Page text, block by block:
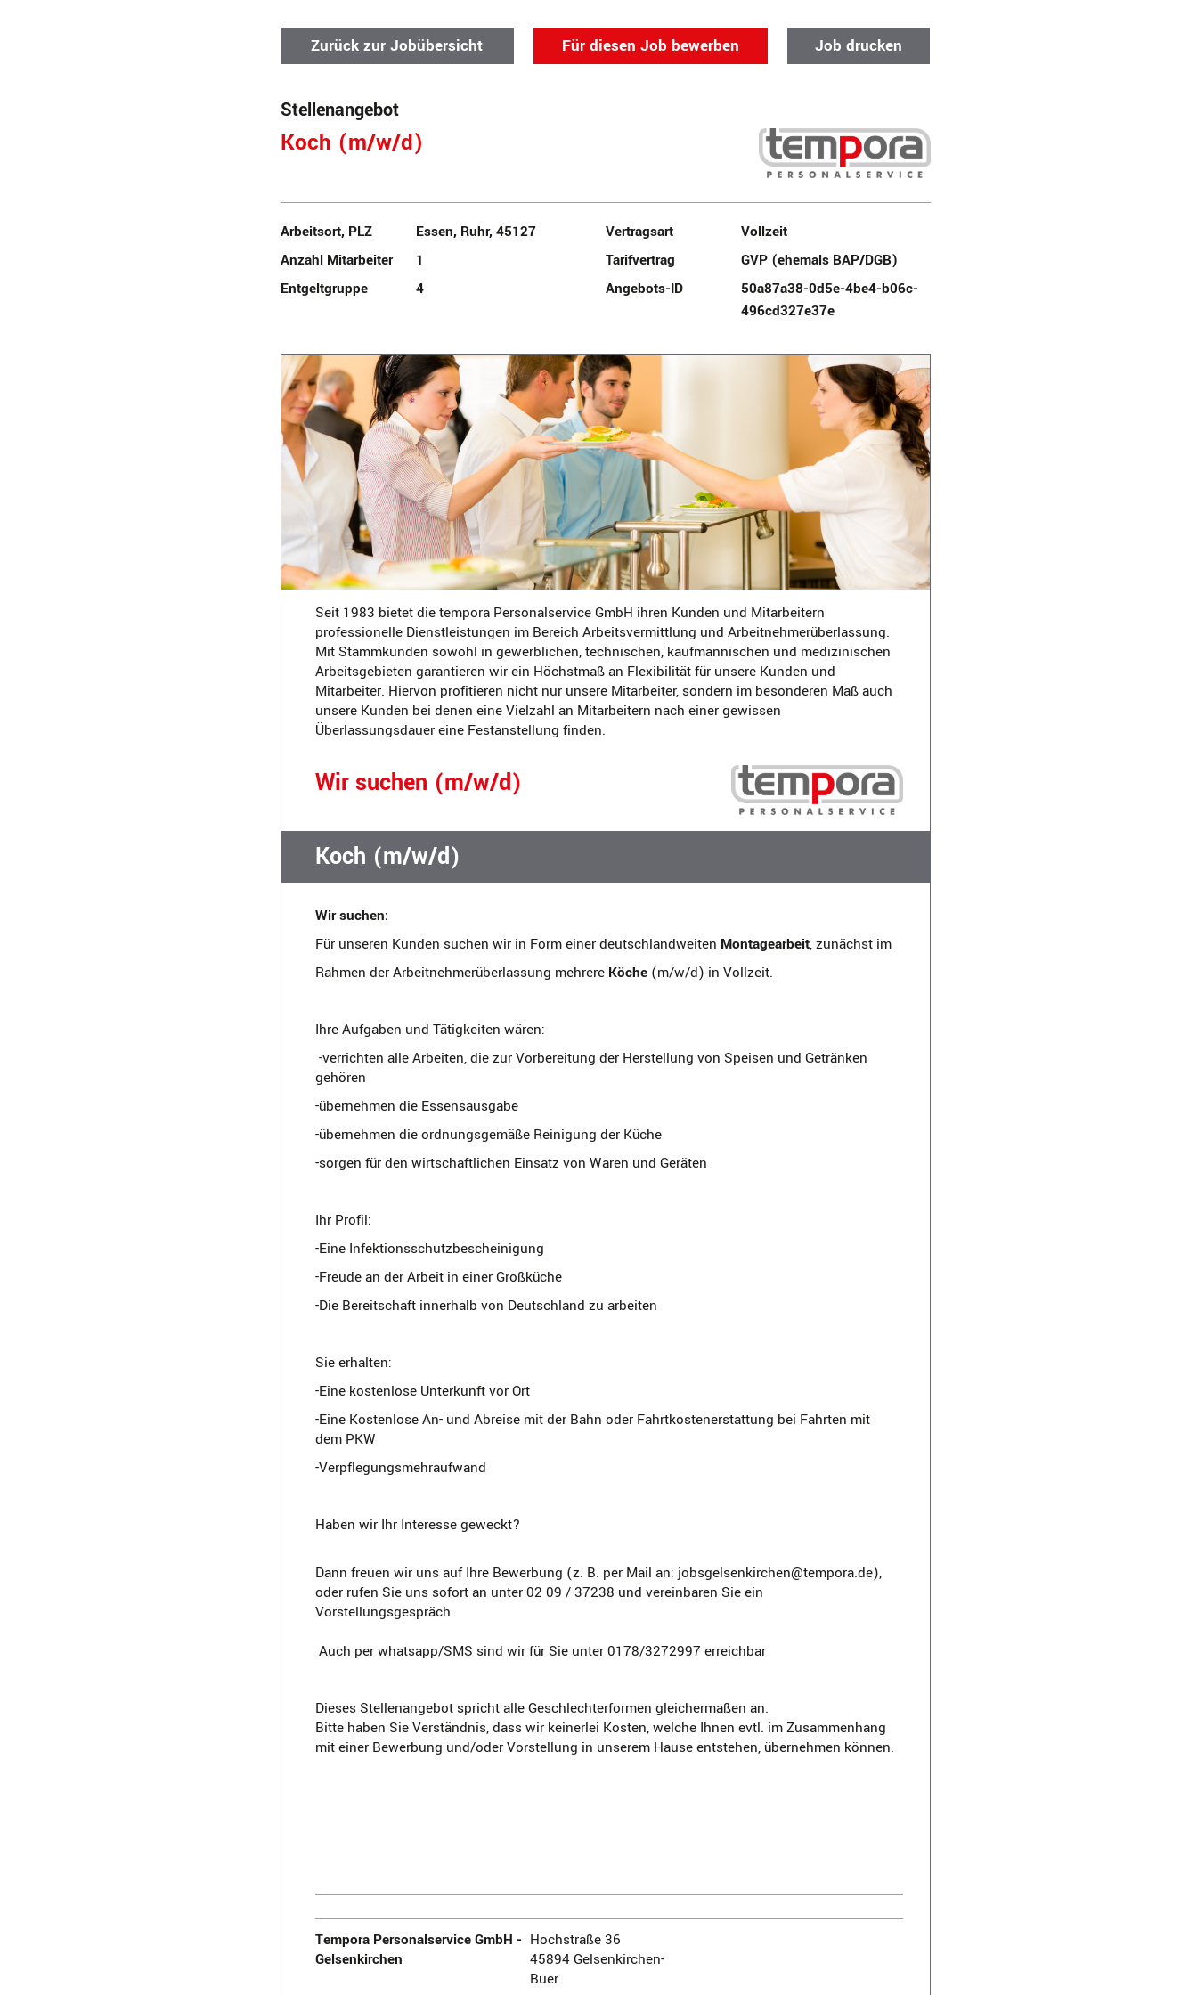
Zurück zur Jobübersicht Für diesen Job bewerben Job drucken
Stellenangebot
Koch (m/w/d)
Arbeitsort, PLZ Essen, Ruhr, 45127 Vertragsart
Vollzeit
Anzahl Mitarbeiter
1 Tarifvertrag
GVP (ehemals BAP/DGB)
Entgeltgruppe
4 Angebots-ID
50a87a38-0d5e-4be4-b06c-
496cd327e37e
Seit 1983 bietet die tempora Personalservice GmbH ihren Kunden und Mitarbeitern
professionelle Dienstleistungen im Bereich Arbeitsvermittlung und Arbeitnehmerüberlassung.
Mit Stammkunden sowohl in gewerblichen, technischen, kaufmännischen und medizinischen
Arbeitsgebieten garantieren wir ein Höchstmaß an Flexibilität für unsere Kunden und
Mitarbeiter. Hiervon profitieren nicht nur unsere Mitarbeiter, sondern im besonderen Maß auch
unsere Kunden bei denen eine Vielzahl an Mitarbeitern nach einer gewissen
Überlassungsdauer eine Festanstellung finden.
Wir suchen (m/w/d)
Koch (m/w/d)
Wir suchen:
Für unseren Kunden suchen wir in Form einer deutschlandweiten Montagearbeit, zunächst im
Rahmen der Arbeitnehmerüberlassung mehrere Köche(m/w/d) in Vollzeit.
Ihre Aufgaben und Tätigkeiten wären:
-verrichten alle Arbeiten, die zur Vorbereitung der Herstellung von Speisen und Getränken
gehören
-übernehmen die Essensausgabe
-übernehmen die ordnungsgemäße Reinigung der Küche
-sorgen für den wirtschaftlichen Einsatz von Waren und Geräten
Ihr Profil:
-Eine Infektionsschutzbescheinigung
-Freude an der Arbeit in einer Großküche
-Die Bereitschaft innerhalb von Deutschland zu arbeiten
Sie erhalten:
-Eine kostenlose Unterkunft vor Ort
-Eine Kostenlose An- und Abreise mit der Bahn oder Fahrtkostenerstattung bei Fahrten mit
dem PKW
-Verpflegungsmehraufwand
Haben wir Ihr Interesse geweckt?
Dann freuen wir uns auf Ihre Bewerbung (z. B. per Mail an: jobsgelsenkirchen@tempora.de),
oder rufen Sie uns sofort an unter 02 09 / 37238 und vereinbaren Sie ein
Vorstellungsgespräch.
Auch per whatsapp/SMS sind wir für Sie unter 0178/3272997 erreichbar
Dieses Stellenangebot spricht alle Geschlechterformen gleichermaßen an.
Bitte haben Sie Verständnis, dass wir keinerlei Kosten, welche Ihnen evtl. im Zusammenhang
mit einer Bewerbung und/oder Vorstellung in unserem Hause entstehen, übernehmen können.
Tempora Personalservice GmbH -
Gelsenkirchen
Hochstraße 36
45894 Gelsenkirchen-
Buer